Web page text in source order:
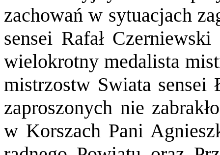
zachowań w sytuacjach
sensei Rafał
wielokrotny medalista
mistrzostw Swiata sensei
zaproszonych nie
w Korszach Pani